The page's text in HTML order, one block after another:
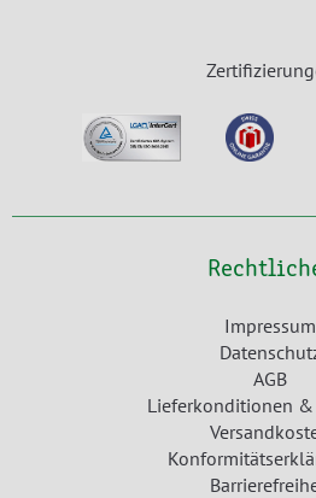
Impressum
AGB
Lieferkonditionen &